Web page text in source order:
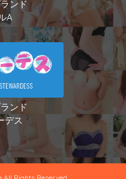
ンド
A
ンド
デス